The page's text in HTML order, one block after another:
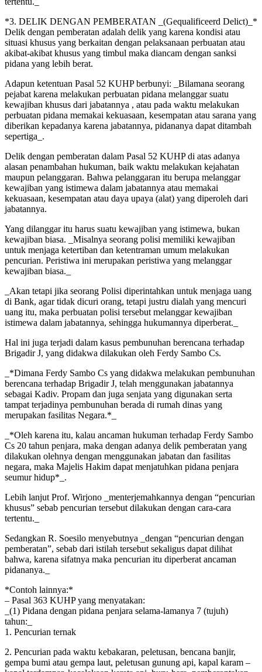
*3. DELIK DENGAN PEMBERATAN _(Gequalificeerd Delict)_*
Delik dengan pemberatan adalah delik yang karena kondisi atau
situasi khusus yang berkaitan dengan pelaksanaan perbuatan atau
akibat-akibat khusus yang timbul maka diancam dengan sanksi
pidana yang lebih berat.
Adapun ketentuan Pasal 52 KUHP berbunyi: _Bilamana seorang
pejabat karena melakukan perbuatan pidana melanggar suatu
kewajiban khusus dari jabatannya , atau pada waktu melakukan
perbuatan pidana memakai kekuasaan, kesempatan atau sarana yang
diberikan kepadanya karena jabatannya, pidananya dapat ditambah
sepertiga_.
Delik dengan pemberatan dalam Pasal 52 KUHP di atas adanya
alasan penambahan hukuman, baik waktu melakukan kejahatan
maupun pelanggaran. Bahwa pelanggaran itu berupa melanggar
kewajiban yang istimewa dalam jabatannya atau memakai
kekuasaan, kesempatan atau daya upaya (alat) yang diperoleh dari
jabatannya.
Yang dilanggar itu harus suatu kewajiban yang istimewa, bukan
kewajiban biasa. _Misalnya seorang polisi memiliki kewajiban
untuk menjaga ketertiban dan ketentraman umum melakukan
pencurian. Peristiwa ini merupakan peristiwa yang melanggar
kewajiban biasa._
_Akan tetapi jika seorang Polisi diperintahkan untuk menjaga uang
di Bank, agar tidak dicuri orang, tetapi justru dialah yang mencuri
uang itu, maka perbuatan polisi tersebut melanggar kewajiban
istimewa dalam jabatannya, sehingga hukumannya diperberat._
Hal ini juga terjadi dalam kasus pembunuhan berencana terhadap
Brigadir J, yang didakwa dilakukan oleh Ferdy Sambo Cs.
_*Dimana Ferdy Sambo Cs yang didakwa melakukan pembunuhan
berencana terhadap Brigadir J, telah menggunakan jabatannya
sebagai Kadiv. Propam dan juga senjata yang digunakan serta
tampat terjadinya pembunuhan berada di rumah dinas yang
merupakan fasilitas Negara.*_
_*Oleh karena itu, kalau ancaman hukuman terhadap Ferdy Sambo
Cs 20 tahun penjara, maka dengan adanya delik pemberatan yang
dilakukan olehnya dengan menggunakan jabatan dan fasilitas
negara, maka Majelis Hakim dapat menjatuhkan pidana penjara
seumur hidup*_.
Lebih lanjut Prof. Wirjono _menterjemahkannya dengan “pencurian
khusus” sebab pencurian tersebut dilakukan dengan cara-cara
tertentu._
Sedangkan R. Soesilo menyebutnya _dengan “pencurian dengan
pemberatan”, sebab dari istilah tersebut sekaligus dapat dilihat
bahwa, karena sifatnya maka pencurian itu diperberat ancaman
pidananya._
*Contoh lainnya:*
– Pasal 363 KUHP yang menyatakan:
_(1) Pidana dengan pidana penjara selama-lamanya 7 (tujuh)
tahun:_
1. Pencurian ternak
2. Pencurian pada waktu kebakaran, peletusan, bencana banjir,
gempa bumi atau gempa laut, peletusan gunung api, kapal karam –